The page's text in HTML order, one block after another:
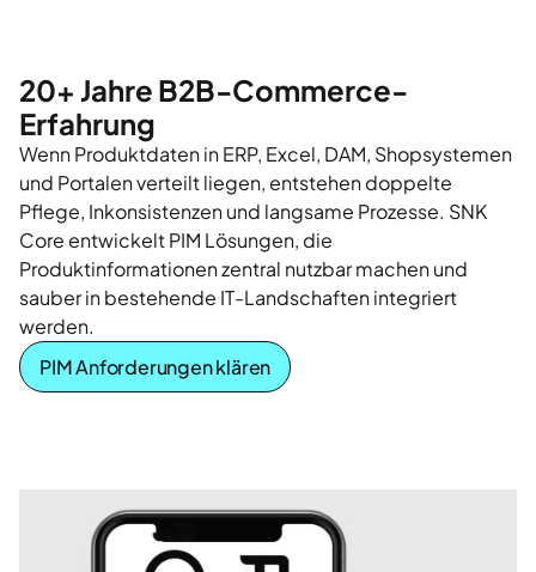
20+ Jahre B2B-Commerce-
Erfahrung
Wenn Produktdaten in ERP, Excel, DAM, Shopsystemen
und Portalen verteilt liegen, entstehen doppelte
Pflege, Inkonsistenzen und langsame Prozesse. SNK
Core entwickelt PIM Lösungen, die
Produktinformationen zentral nutzbar machen und
sauber in bestehende IT-Landschaften integriert
werden.
PIM Anforderungen klären